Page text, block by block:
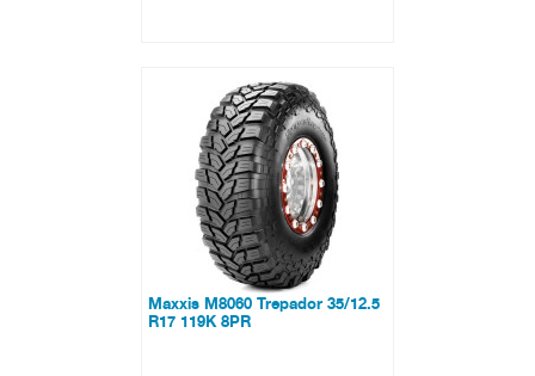
в наличии
0 отзывов
Maxxis M8060 Trepador 35/12.5
R17 119K 8PR